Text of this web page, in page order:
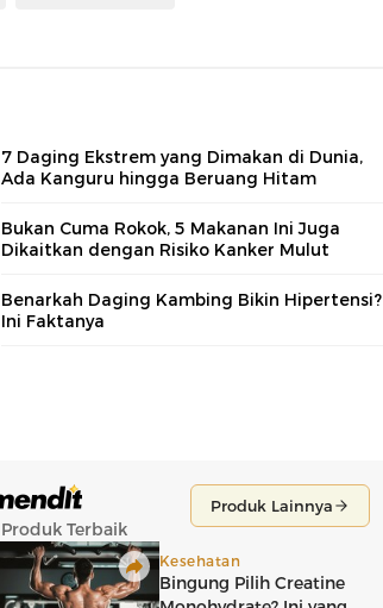
7 Daging Ekstrem yang Dimakan di Dunia,
Ada Kanguru hingga Beruang Hitam
Bukan Cuma Rokok, 5 Makanan Ini Juga
Dikaitkan dengan Risiko Kanker Mulut
Benarkah Daging Kambing Bikin Hipertensi?
Ini Faktanya